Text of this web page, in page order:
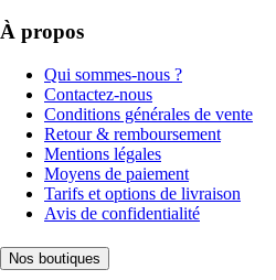
À propos
Qui sommes-nous ?
Contactez-nous
Conditions générales de vente
Retour & remboursement
Mentions légales
Moyens de paiement
Tarifs et options de livraison
Avis de confidentialité
Nos boutiques